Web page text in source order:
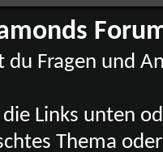
du Fragen und
die Links unten
Thema